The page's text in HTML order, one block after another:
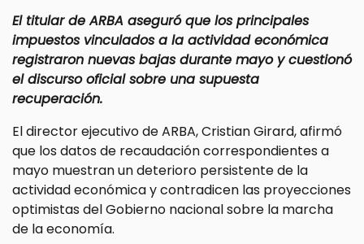
El titular de ARBA aseguró que los principales
impuestos vinculados a la actividad económica
registraron nuevas bajas durante mayo y cuestionó
el discurso oficial sobre una supuesta
recuperación.
El director ejecutivo de ARBA, Cristian Girard, afirmó
que los datos de recaudación correspondientes a
mayo muestran un deterioro persistente de la
actividad económica y contradicen las proyecciones
optimistas del Gobierno nacional sobre la marcha
de la economía.